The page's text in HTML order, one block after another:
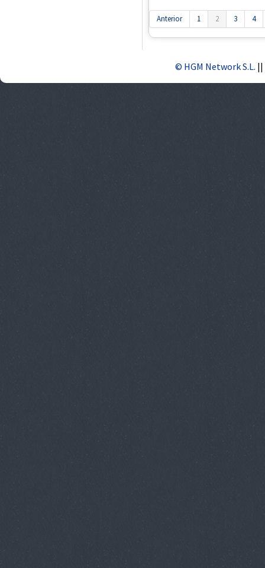
Anterior 1 2 3 4
© HGM Network S.L. ||